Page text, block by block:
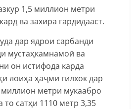
1,5 миллион метри
ва захира гардидааст.
дар ядрои сарбанди
мустаҳкамнамоӣ ва
он истифода карда
лоиҳа ҳаҷми гилхок дар
метри мукаабро
сатҳи 1110 метр 3,35